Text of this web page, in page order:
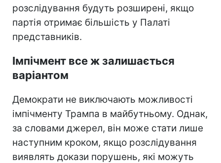
розслідування будуть розширені, якщо
партія отримає більшість у Палаті
представників.
Імпічмент все ж залишається
варіантом
Демократи не виключають можливості
імпічменту Трампа в майбутньому. Однак,
за словами джерел, він може стати лише
наступним кроком, якщо розслідування
виявлять докази порушень, які можуть